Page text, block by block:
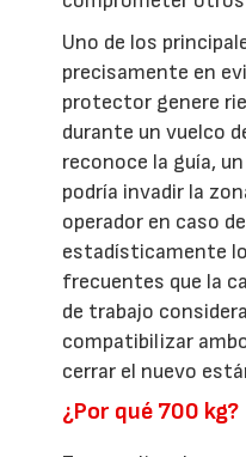
Uno de los
precisamente en
protector genere
durante un vuelco
reconoce la guía,
podría invadir la
operador en caso
estadísticamente
frecuentes que la
de trabajo
compatibilizar
cerrar el nuevo
¿Por qué 700 kg?